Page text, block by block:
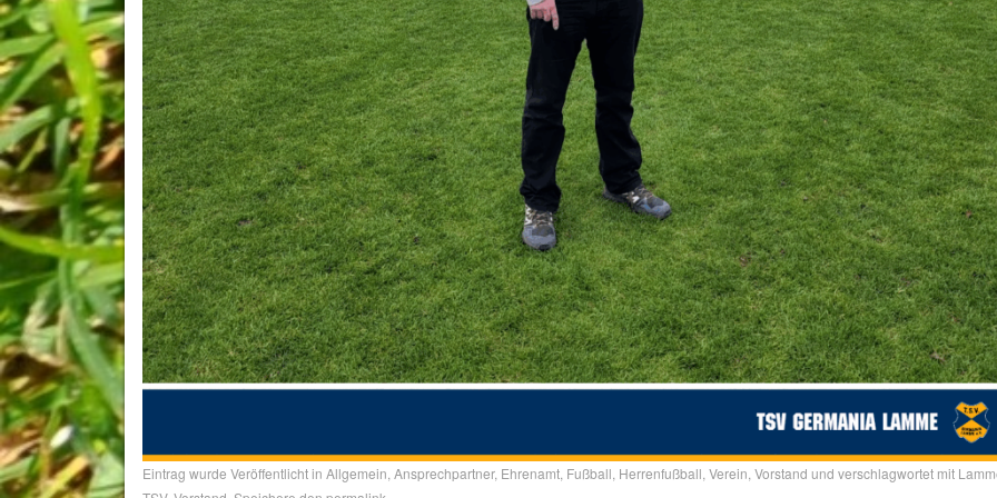
Eintrag wurde Veröffentlicht in Allgemein Ansprechpartner, Ehrenamt, Fußball Herrenfußball Verein Vorstand und verschlagwortet mit